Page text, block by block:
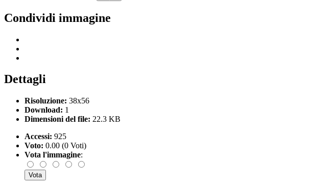
Condividi immagine
Dettagli
Risoluzione: 38x56
Download: 1
Dimensioni del file: 22.3 KB
Accessi: 925
Voto: 0.00 (0 Voti)
Vota l'immagine: